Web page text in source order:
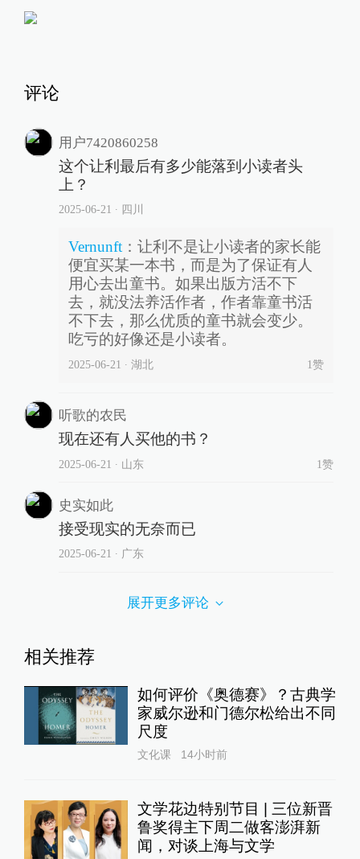
评论
用户7420860258
这个让利最后有多少能落到小读者头
上？
2025-06-21 ∙ 四川
Vernunft： 让利不是让小读者的家长能
便宜买某一本书，而是为了保证有人
用心去出童书。如果出版方活不下
去，就没法养活作者，作者靠童书活
不下去，那么优质的童书就会变少。
吃亏的好像还是小读者。
2025-06-21 ∙ 湖北 1赞
听歌的农民
现在还有人买他的书？
2025-06-21 ∙ 山东 1赞
史实如此
接受现实的无奈而已
2025-06-21 ∙ 广东
展开更多评论
相关推荐
如何评价《奥德赛》？古典学
家威尔逊和门德尔松给出不同
尺度
文化课 14小时前
文学花边特别节目 | 三位新晋
鲁奖得主下周二做客澎湃新
闻，对谈上海与文学